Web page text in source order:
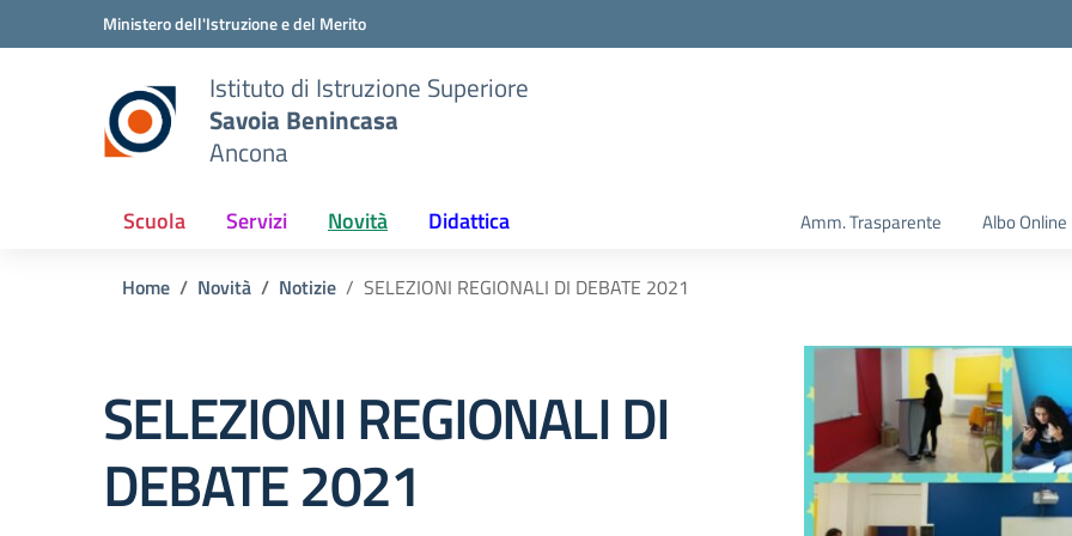
Vai ai contenuti
Vai al menu di navigazioneMinistero dell'Istruzione e del Merito
Istituto di Istruzione Superiore
Savoia Benincasa
Ancona
Scuola Servizi Novità Didattica Amm. Trasparente Albo Online
Home Novità Notizie SELEZIONI REGIONALI DI DEBATE 2021
SELEZIONI REGIONALI DI
DEBATE 2021